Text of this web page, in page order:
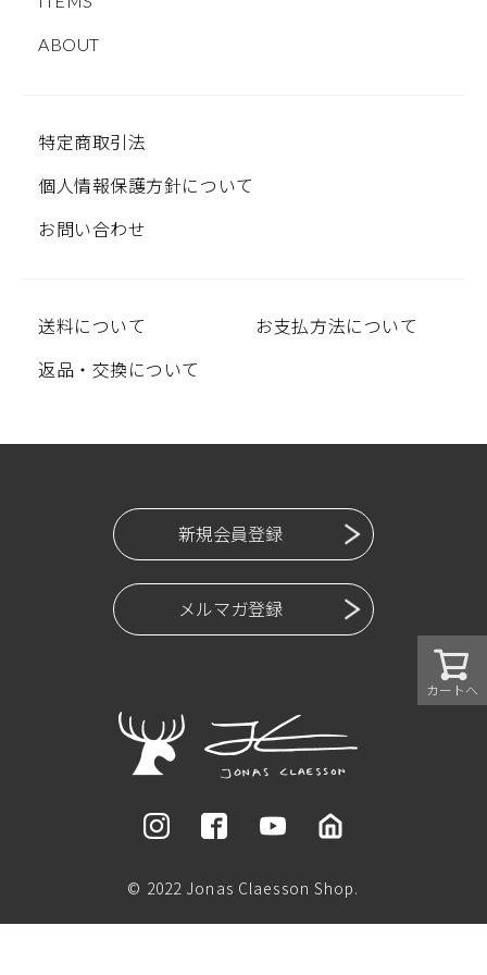
カートへ
ABOUT
特定商取引法
個人情報保護方針について
お問い合わせ
送料について
お支払方法について
返品・交換について
新規会員登録
メルマガ登録
© 2022 Jonas Claesson Shop.